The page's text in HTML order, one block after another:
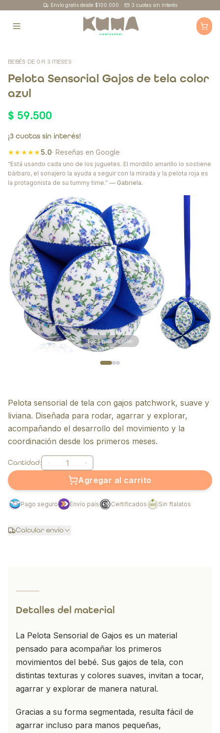
Envío gratis desde $100.000 · 3 cuotas sin interés
BEBÉS DE 0 A 3 MESES
Pelota Sensorial Gajos de tela color
azul
$ 59.500
¡3 cuotas sin interés!
★★★★★5.0· Reseñas en Google
“Está usando cada uno de los juguetes. El mordillo amarillo lo sostiene
bárbaro, el sonajero la ayuda a seguir con la mirada y la pelota roja es
la protagonista de su tummy time.” — Gabriela.
Tocá para ampliar
Pelota sensorial de tela con gajos patchwork, suave y
liviana. Diseñada para rodar, agarrar y explorar,
acompañando el desarrollo del movimiento y la
coordinación desde los primeros meses.
Cantidad:
Agregar al carrito
Pago seguro Envío país Certificados Sin ftalatos
Calcular envío
Detalles del material
La Pelota Sensorial de Gajos es un material
pensado para acompañar los primeros
movimientos del bebé. Sus gajos de tela, con
distintas texturas y colores suaves, invitan a tocar,
agarrar y explorar de manera natural.
Gracias a su forma segmentada, resulta fácil de
agarrar incluso para manos pequeñas,